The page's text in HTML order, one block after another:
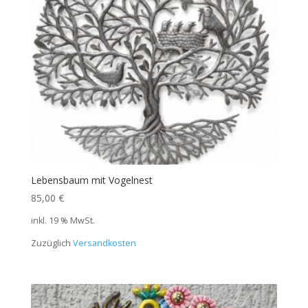
Lebensbaum mit Vogelnest
85,00 €
inkl. 19 % MwSt.
Zuzüglich Versandkosten